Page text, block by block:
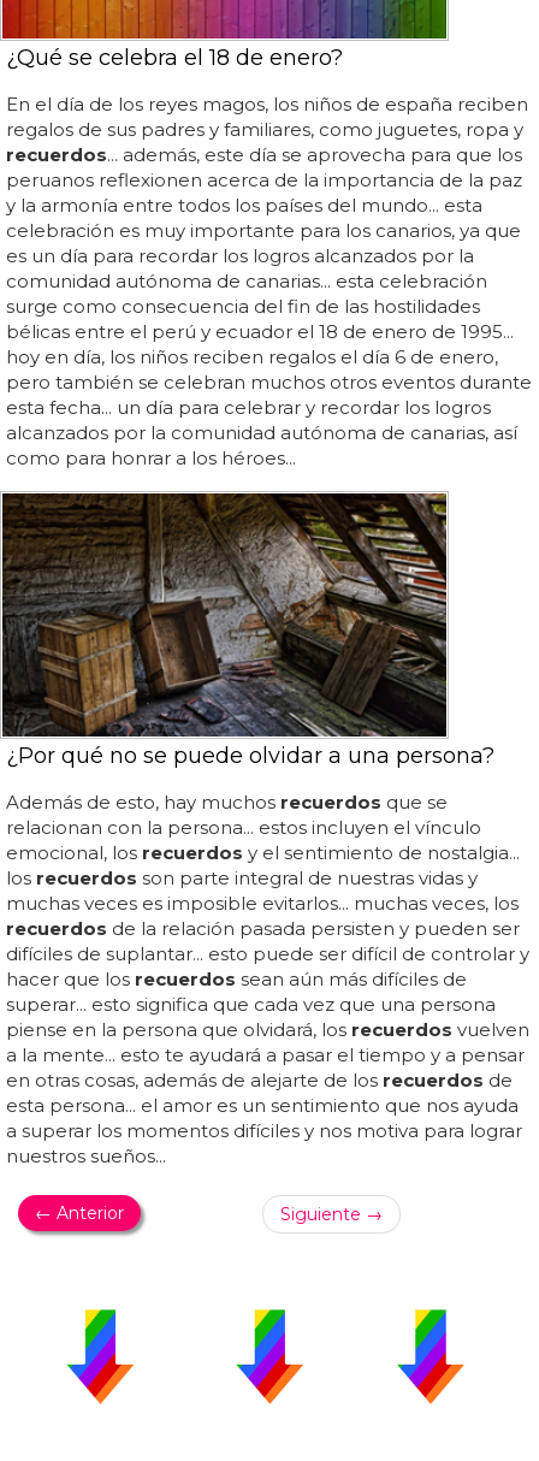
¿Qué se celebra el 18 de enero?
En el día de los reyes magos, los niños de españa reciben
regalos de sus padres y familiares, como juguetes, ropa y
recuerdos... además, este día se aprovecha para que los
peruanos reflexionen acerca de la importancia de la paz
y la armonía entre todos los países del mundo... esta
celebración es muy importante para los canarios, ya que
es un día para recordar los logros alcanzados por la
comunidad autónoma de canarias... esta celebración
surge como consecuencia del fin de las hostilidades
bélicas entre el perú y ecuador el 18 de enero de 1995...
hoy en día, los niños reciben regalos el día 6 de enero,
pero también se celebran muchos otros eventos durante
esta fecha... un día para celebrar y recordar los logros
alcanzados por la comunidad autónoma de canarias, así
como para honrar a los héroes...
¿Por qué no se puede olvidar a una persona?
Además de esto, hay muchos recuerdos que se
relacionan con la persona... estos incluyen el vínculo
emocional, los recuerdos y el sentimiento de nostalgia...
los recuerdos son parte integral de nuestras vidas y
muchas veces es imposible evitarlos... muchas veces, los
recuerdos de la relación pasada persisten y pueden ser
difíciles de suplantar... esto puede ser difícil de controlar y
hacer que los recuerdos sean aún más difíciles de
superar... esto significa que cada vez que una persona
piense en la persona que olvidará, los recuerdos vuelven
a la mente... esto te ayudará a pasar el tiempo y a pensar
en otras cosas, además de alejarte de los recuerdos de
esta persona... el amor es un sentimiento que nos ayuda
a superar los momentos difíciles y nos motiva para lograr
nuestros sueños...
← Anterior Siguiente →